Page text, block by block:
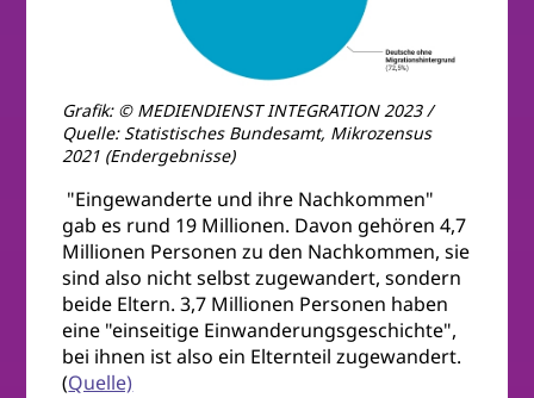
Grafik: © MEDIENDIENST INTEGRATION 2023 /
Quelle: Statistisches Bundesamt, Mikrozensus
2021 (Endergebnisse)
"Eingewanderte und ihre Nachkommen"
gab es rund 19 Millionen. Davon gehören 4,7
Millionen Personen zu den Nachkommen, sie
sind also nicht selbst zugewandert, sondern
beide Eltern. 3,7 Millionen Personen haben
eine "einseitige Einwanderungsgeschichte",
bei ihnen ist also ein Elternteil zugewandert.
(Quelle)